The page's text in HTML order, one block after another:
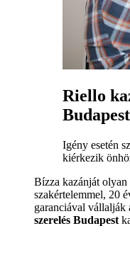
Riello
Igény esetén
kiérkezik
Bízza kazánját
szakértelemmel, 20
garanciával vállalják
szerelés Budapest